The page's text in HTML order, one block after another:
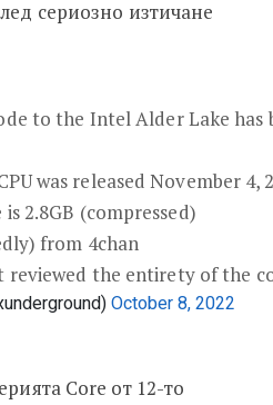
сериозно изтичане
to the Intel Alder Lake has
was released November 4,
2.8GB (compressed)
from 4chan
reviewed the entirety of the
October 8, 2022
Core от 12-то